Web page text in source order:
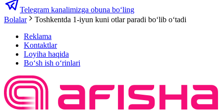
Telegram kanalimizga obuna bo‘ling
Bolalar
Toshkentda 1-iyun kuni otlar paradi bo‘lib o‘tadi
Reklama
Kontaktlar
Loyiha haqida
Bo‘sh ish o‘rinlari